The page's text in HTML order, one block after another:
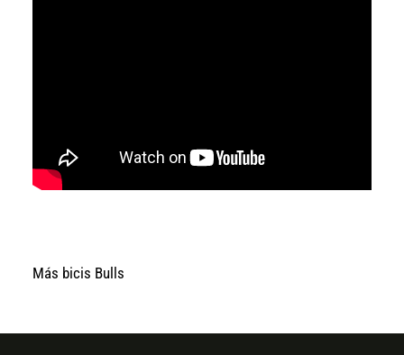
Más bicis Bulls